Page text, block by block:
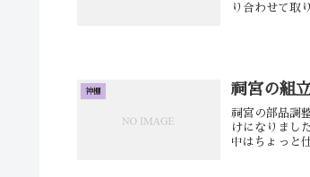
り合わせて取
神棚 祠宮の組
祠宮の部品調
けになりまし
中はちょっと